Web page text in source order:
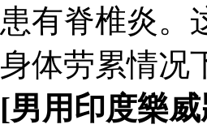
患有脊椎炎。
身体劳累情况
[男用印度樂